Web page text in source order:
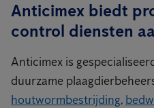
Anticimex biedt
control diensten
Anticimex is
duurzame
houtwormbestrijding,